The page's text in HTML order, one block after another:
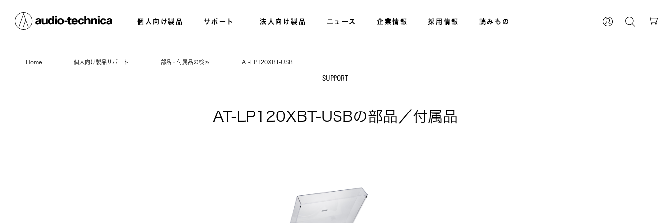
個人向け製品 サポート 法人向け製品 ニュース 企業情報 採用情報 読みもの
Home 個人向け製品サポート 部品・付属品の検索 AT-LP120XBT-USB
SUPPORT
AT-LP120XBT-USBの部品／付属品